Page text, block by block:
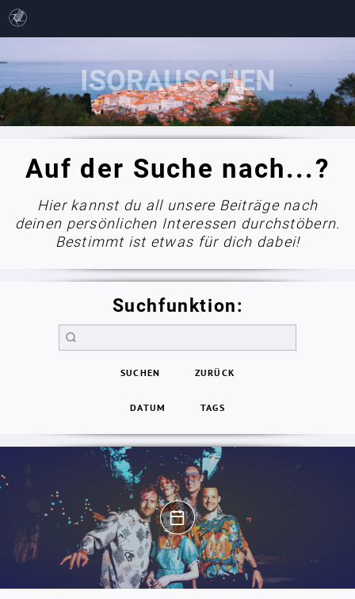
Auf der Suche nach...?
Hier kannst du all unsere Beiträge nach
deinen persönlichen Interessen durchstöbern.
Bestimmt ist etwas für dich dabei!
Suchfunktion:
SUCHEN ZURÜCK
DATUM TAGS